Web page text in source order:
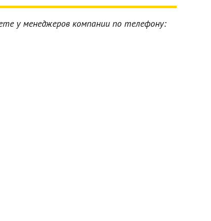
у менеджеров компании по телефону: